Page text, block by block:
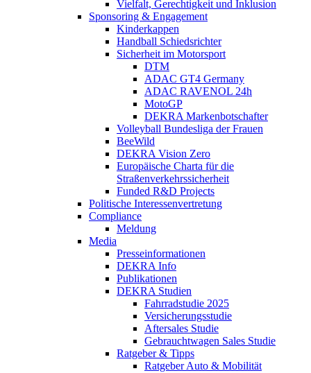
Vielfalt, Gerechtigkeit und Inklusion​
Sponsoring & Engagement
Kinderkappen
Handball Schiedsrichter
Sicherheit im Motorsport
DTM
ADAC GT4 Germany
ADAC RAVENOL 24h
MotoGP
DEKRA Markenbotschafter
Volleyball Bundesliga der Frauen
BeeWild
DEKRA Vision Zero
Europäische Charta für die
Straßenverkehrssicherheit
Funded R&D Projects
Politische Interessenvertretung
Compliance
Meldung
Media
Presseinformationen
DEKRA Info
Publikationen
DEKRA Studien
Fahrradstudie 2025
Versicherungsstudie
Aftersales Studie
Gebrauchtwagen Sales Studie
Ratgeber & Tipps
Ratgeber Auto & Mobilität